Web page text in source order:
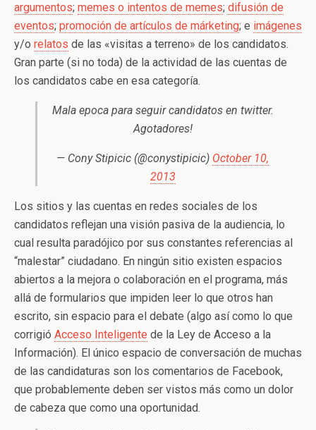
argumentos; memes o intentos de memes; difusión de
eventos; promoción de artículos de márketing; e imágenes
y/o relatos de las «visitas a terreno» de los candidatos.
Gran parte (si no toda) de la actividad de las cuentas de
los candidatos cabe en esa categoría.
Mala epoca para seguir candidatos en twitter.
Agotadores!
— Cony Stipicic (@conystipicic) October 10,
2013
Los sitios y las cuentas en redes sociales de los
candidatos reflejan una visión pasiva de la audiencia, lo
cual resulta paradójico por sus constantes referencias al
“malestar” ciudadano. En ningún sitio existen espacios
abiertos a la mejora o colaboración en el programa, más
allá de formularios que impiden leer lo que otros han
escrito, sin espacio para el debate (algo así como lo que
corrigió Acceso Inteligente de la Ley de Acceso a la
Información). El único espacio de conversación de muchas
de las candidaturas son los comentarios de Facebook,
que probablemente deben ser vistos más como un dolor
de cabeza que como una oportunidad.